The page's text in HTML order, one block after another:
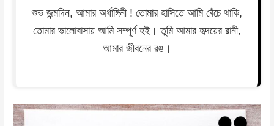
শুভ জন্মদিন, আমার অর্ধাঙ্গিনী ! তোমার হাসিতে আমি বেঁচে থাকি,
তোমার ভালোবাসায় আমি সম্পূর্ণ হই। তুমি আমার হৃদয়ের রানী,
আমার জীবনের রঙ।